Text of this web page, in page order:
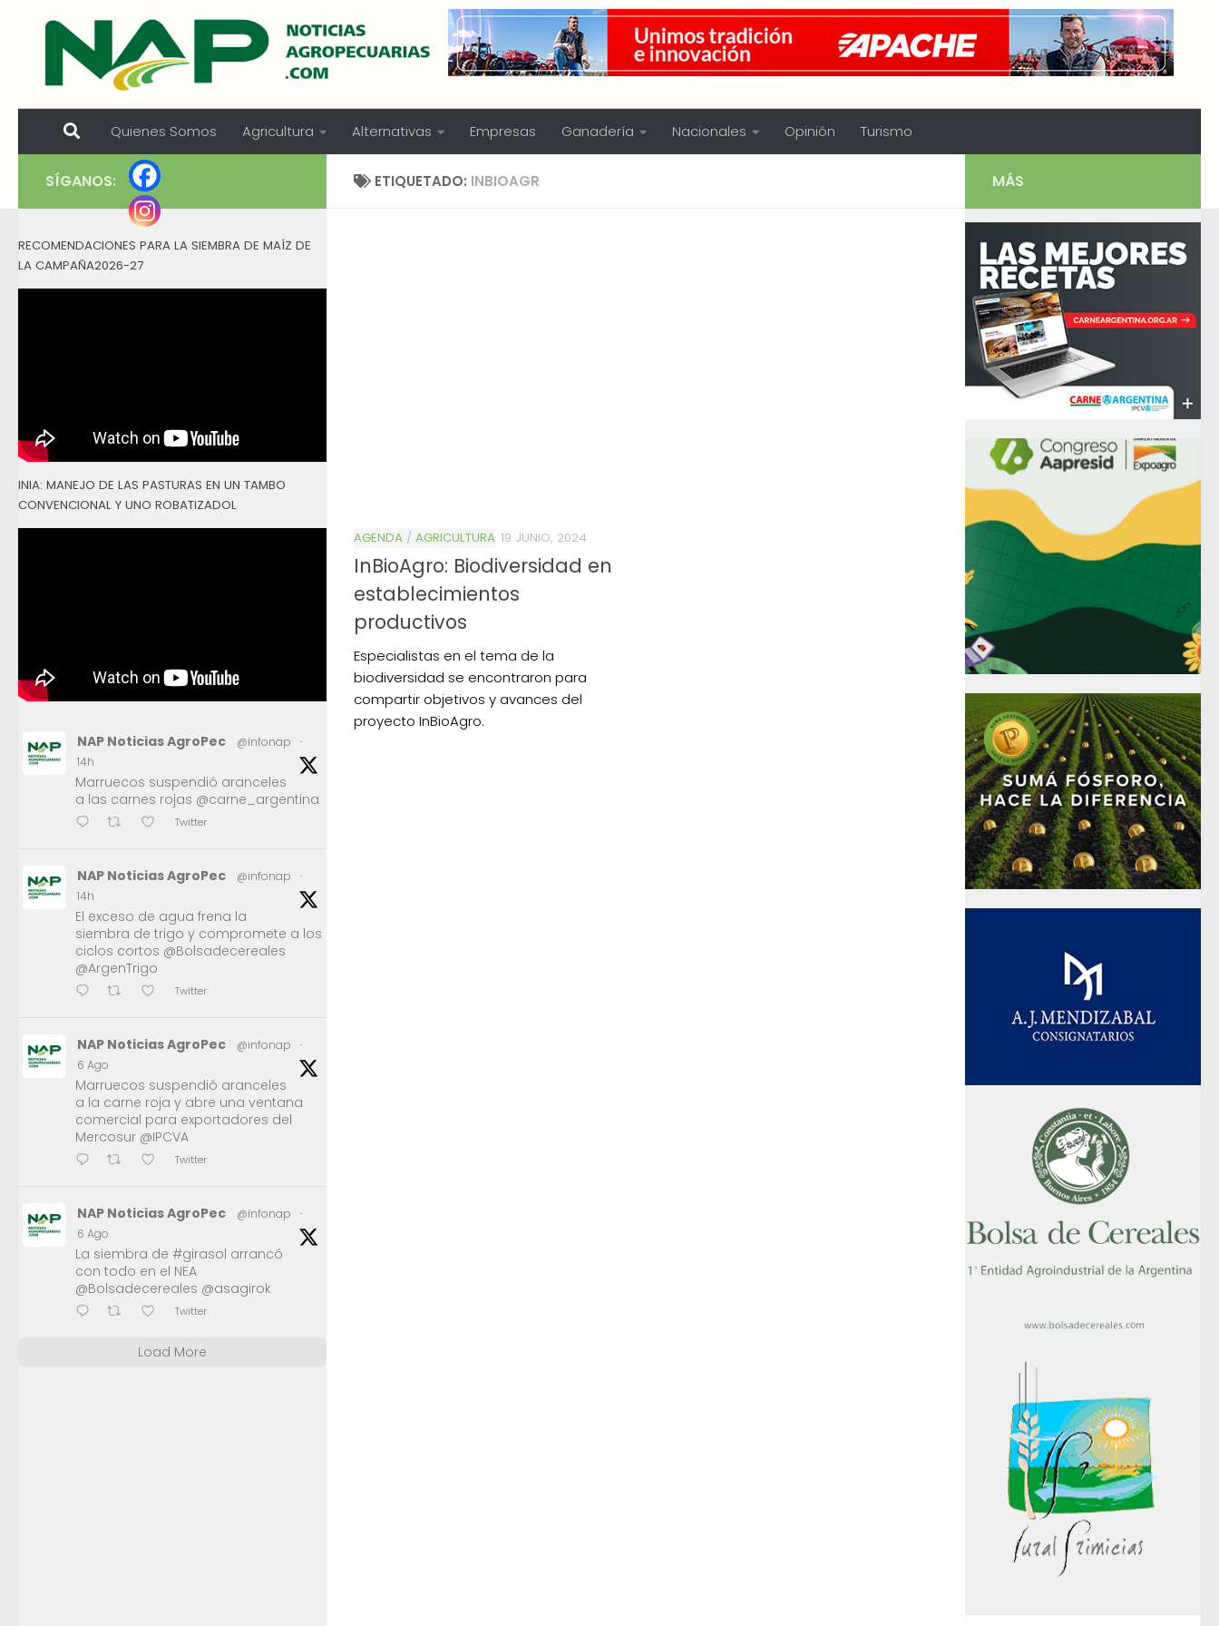
Skip to content
Quienes Somos Agricultura Alternativas Empresas Ganadería Nacionales Opinión Turismo
ETIQUETADO: INBIOAGR
AGENDA / AGRICULTURA 19 JUNIO, 2024
InBioAgro: Biodiversidad en
establecimientos
productivos
Especialistas en el tema de la
biodiversidad se encontraron para
compartir objetivos y avances del
proyecto InBioAgro.
SÍGANOS:
RECOMENDACIONES PARA LA SIEMBRA DE MAÍZ DE
LA CAMPAÑA2026-27
INIA: MANEJO DE LAS PASTURAS EN UN TAMBO
CONVENCIONAL Y UNO ROBATIZADOL
NAP Noticias AgroPec @infonap
·
14h
Marruecos suspendió aranceles
a las carnes rojas @carne_argentina
Twitter
NAP Noticias AgroPec @infonap
·
14h
El exceso de agua frena la
siembra de trigo y compromete a los
ciclos cortos @Bolsadecereales
@ArgenTrigo
Twitter
NAP Noticias AgroPec @infonap
·
6 Ago
Marruecos suspendió aranceles
a la carne roja y abre una ventana
comercial para exportadores del
Mercosur @IPCVA
Twitter
NAP Noticias AgroPec @infonap
·
6 Ago
La siembra de #girasol arrancó
con todo en el NEA
@Bolsadecereales @asagirok
Twitter
Load More
MÁS